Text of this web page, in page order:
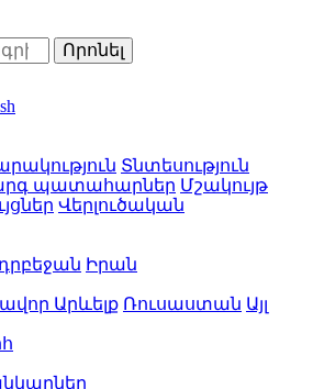
Տնտեսություն
պատահարներ Մշակույթ
Վերլուծական
Իրան
Արևելք Ռուսաստան Այլ